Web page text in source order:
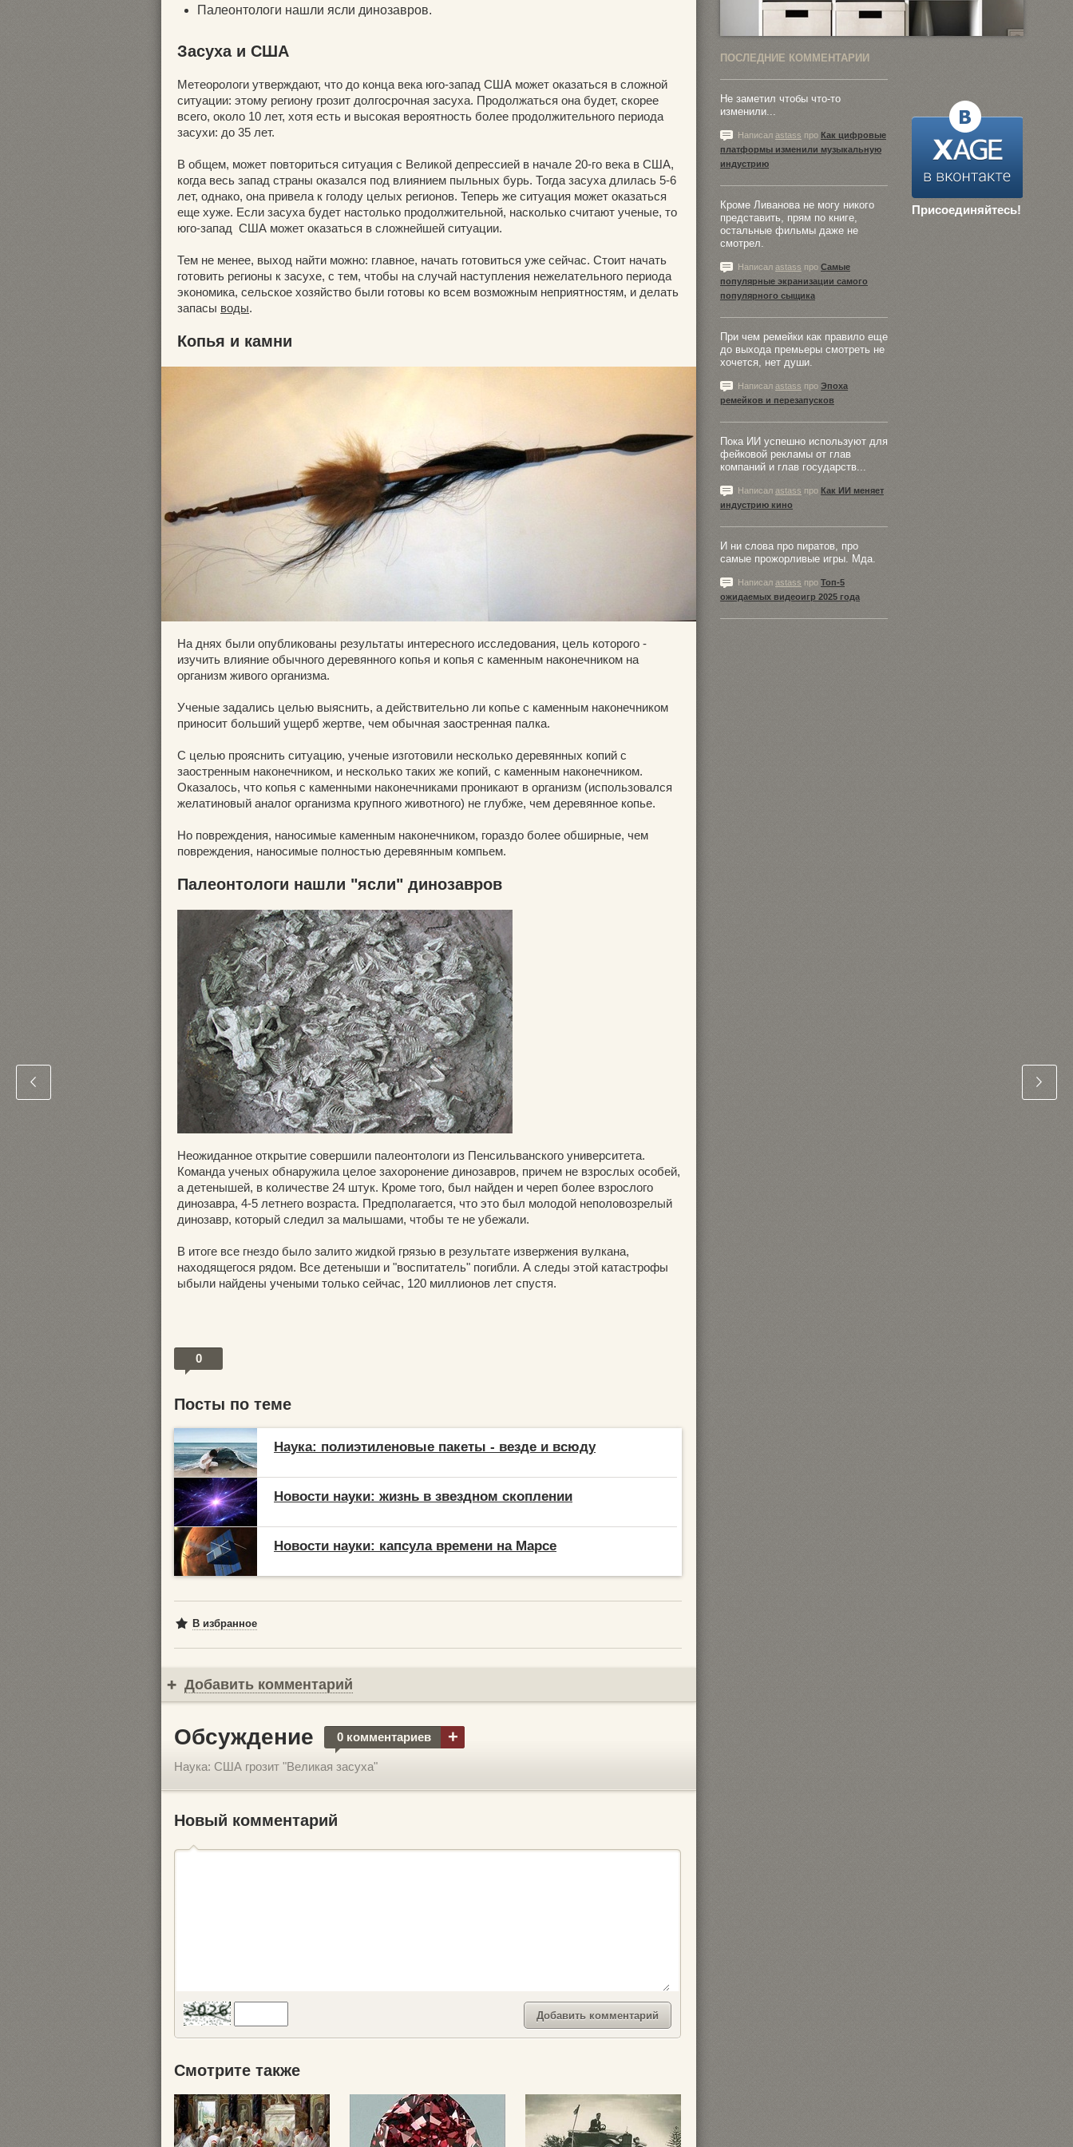
Палеонтологи нашли ясли динозавров.
Засуха и США
Метеорологи утверждают, что до конца века юго-запад США может оказаться в сложной
ситуации: этому региону грозит долгосрочная засуха. Продолжаться она будет, скорее
всего, около 10 лет, хотя есть и высокая вероятность более продолжительного периода
засухи: до 35 лет.
В общем, может повториться ситуация с Великой депрессией в начале 20-го века в США,
когда весь запад страны оказался под влиянием пыльных бурь. Тогда засуха длилась 5-6
лет, однако, она привела к голоду целых регионов. Теперь же ситуация может оказаться
еще хуже. Если засуха будет настолько продолжительной, насколько считают ученые, то
юго-запад США может оказаться в сложнейшей ситуации.
Тем не менее, выход найти можно: главное, начать готовиться уже сейчас. Стоит начать
готовить регионы к засухе, с тем, чтобы на случай наступления нежелательного периода
экономика, сельское хозяйство были готовы ко всем возможным неприятностям, и делать
запасы воды.
Копья и камни
На днях были опубликованы результаты интересного исследования, цель которого -
изучить влияние обычного деревянного копья и копья с каменным наконечником на
организм живого организма.
Ученые задались целью выяснить, а действительно ли копье с каменным наконечником
приносит больший ущерб жертве, чем обычная заостренная палка.
С целью прояснить ситуацию, ученые изготовили несколько деревянных копий с
заостренным наконечником, и несколько таких же копий, с каменным наконечником.
Оказалось, что копья с каменными наконечниками проникают в организм (использовался
желатиновый аналог организма крупного животного) не глубже, чем деревянное копье.
Но повреждения, наносимые каменным наконечником, гораздо более обширные, чем
повреждения, наносимые полностью деревянным компьем.
Палеонтологи нашли "ясли" динозавров
Неожиданное открытие совершили палеонтологи из Пенсильванского университета.
Команда ученых обнаружила целое захоронение динозавров, причем не взрослых особей,
а детенышей, в количестве 24 штук. Кроме того, был найден и череп более взрослого
динозавра, 4-5 летнего возраста. Предполагается, что это был молодой неполовозрелый
динозавр, который следил за малышами, чтобы те не убежали.
В итоге все гнездо было залито жидкой грязью в результате извержения вулкана,
находящегося рядом. Все детеныши и "воспитатель" погибли. А следы этой катастрофы
ыбыли найдены учеными только сейчас, 120 миллионов лет спустя.
0
Посты по теме
Наука: полиэтиленовые пакеты - везде и всюду
Новости науки: жизнь в звездном скоплении
Новости науки: капсула времени на Марсе
В избранное
Добавить комментарий
Обсуждение 0 комментариев +
Наука: США грозит "Великая засуха"
Новый комментарий
Смотрите также
ПОСЛЕДНИЕ КОММЕНТАРИИ
Присоединяйтесь!
Не заметил чтобы что-то
изменили...
Написал astass про Как цифровые
платформы изменили музыкальную
индустрию
Кроме Ливанова не могу никого
представить, прям по книге,
остальные фильмы даже не
смотрел.
Написал astass про Самые
популярные экранизации самого
популярного сыщика
При чем ремейки как правило еще
до выхода премьеры смотреть не
хочется, нет души.
Написал astass про Эпоха
ремейков и перезапусков
Пока ИИ успешно используют для
фейковой рекламы от глав
компаний и глав государств...
Написал astass про Как ИИ меняет
индустрию кино
И ни слова про пиратов, про
самые прожорливые игры. Мда.
Написал astass про Топ-5
ожидаемых видеоигр 2025 года